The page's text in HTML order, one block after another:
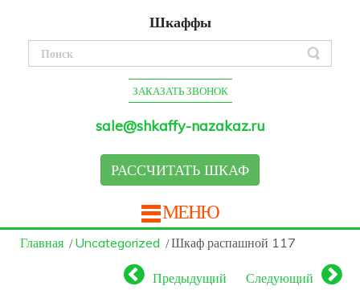
Шкаффы
ЗАКАЗАТЬ ЗВОНОК
sale@shkaffy-nazakaz.ru
РАССЧИТАТЬ ШКАФ
МЕНЮ
Главная Uncategorized Шкаф распашной 117
Предыдущий Следующий